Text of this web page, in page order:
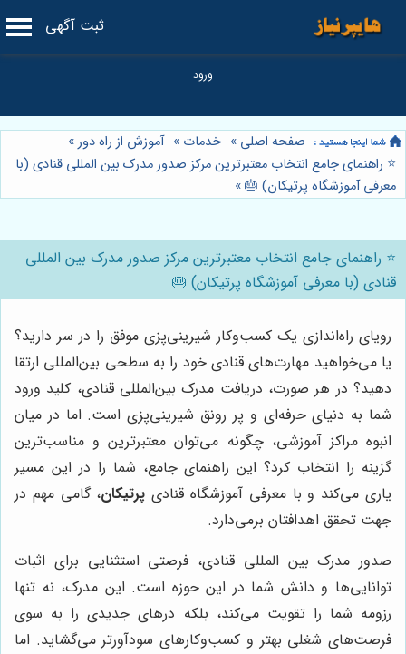
ثبت آگهی
صفحه اصلی » خدمات » آموزش از راه دور»
⭐️ راهنمای جامع انتخاب معتبرترین مرکز صدور مدرک بین المللی قنادی (با
معرفی آموزشگاه پرتیکان) 🎂»
⭐️ راهنمای جامع انتخاب معتبرترین مرکز صدور مدرک بین المللی
قنادی (با معرفی آموزشگاه پرتیکان) 🎂
رویای راه‌اندازی یک کسب‌وکار شیرینی‌پزی موفق را در سر دارید؟
یا می‌خواهید مهارت‌های قنادی خود را به سطحی بین‌المللی ارتقا
دهید؟ در هر صورت، دریافت مدرک بین‌المللی قنادی، کلید ورود
شما به دنیای حرفه‌ای و پر رونق شیرینی‌پزی است. اما در میان
انبوه مراکز آموزشی، چگونه می‌توان معتبرترین و مناسب‌ترین
گزینه را انتخاب کرد؟ این راهنمای جامع، شما را در این مسیر
یاری می‌کند و با معرفی آموزشگاه قنادی پرتیکان، گامی مهم در
جهت تحقق اهدافتان برمی‌دارد.
صدور مدرک بین المللی قنادی، فرصتی استثنایی برای اثبات
توانایی‌ها و دانش شما در این حوزه است. این مدرک، نه تنها
رزومه شما را تقویت می‌کند، بلکه درهای جدیدی را به سوی
فرصت‌های شغلی بهتر و کسب‌وکارهای سودآورتر می‌گشاید. اما